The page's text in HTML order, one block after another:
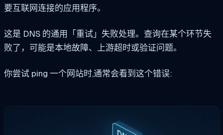
要互联网连接的应用程序。
这是 DNS 的通用「重试」失败处理。查询在某个环节失
败了，可能是本地故障、上游超时或验证问题。
你尝试 ping 一个网站时,通常会看到这个错误: